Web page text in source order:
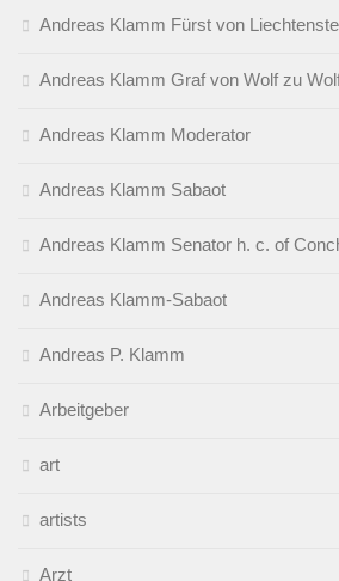
Andreas Klamm Fürst von
Andreas Klamm Graf von Wolf zu
Andreas Klamm Moderator
Andreas Klamm Sabaot
Andreas Klamm Senator h. c. of
Andreas Klamm-Sabaot
Andreas P. Klamm
Arbeitgeber
art
artists
Arzt